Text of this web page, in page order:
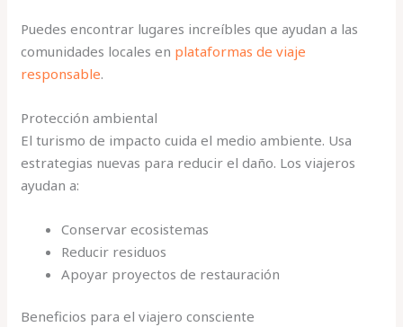
Puedes encontrar lugares increíbles que ayudan a las
comunidades locales en plataformas de viaje
responsable.
Protección ambiental
El turismo de impacto cuida el medio ambiente. Usa
estrategias nuevas para reducir el daño. Los viajeros
ayudan a:
Conservar ecosistemas
Reducir residuos
Apoyar proyectos de restauración
Beneficios para el viajero consciente